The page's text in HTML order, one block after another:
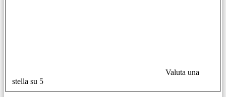
Valuta una
stella su 5